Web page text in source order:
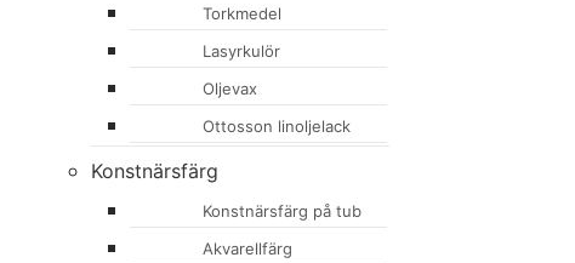
Torkmedel
Lasyrkulör
Oljevax
Ottosson linoljelack
Konstnärsfärg
Konstnärsfärg på tub
Akvarellfärg